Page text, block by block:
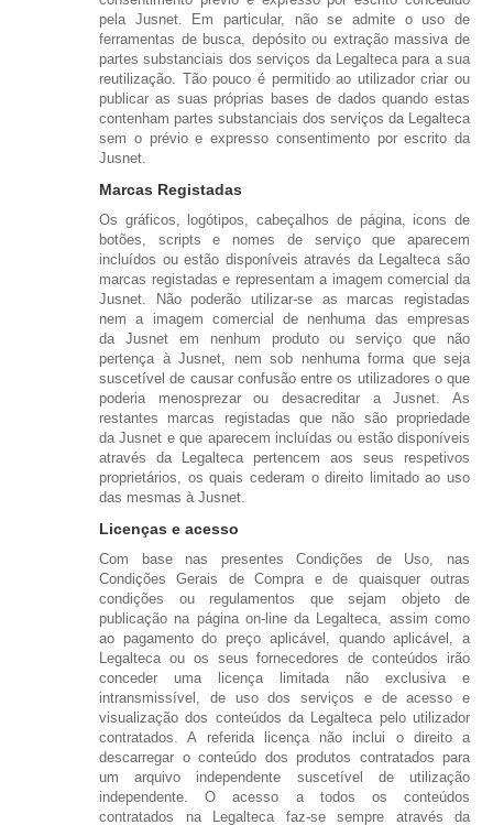
pela Jusnet. Em particular, não se admite o uso de
ferramentas de busca, depósito ou extração massiva de
partes substanciais dos serviços da Legalteca para a sua
reutilização. Tão pouco é permitido ao utilizador criar ou
publicar as suas próprias bases de dados quando estas
contenham partes substanciais dos serviços da Legalteca
sem o prévio e expresso consentimento por escrito da
Jusnet.
Marcas Registadas
Os gráficos, logótipos, cabeçalhos de página, icons de
botões, scripts e nomes de serviço que aparecem
incluídos ou estão disponíveis através da Legalteca são
marcas registadas e representam a imagem comercial da
Jusnet. Não poderão utilizar-se as marcas registadas
nem a imagem comercial de nenhuma das empresas
da Jusnet em nenhum produto ou serviço que não
pertença à Jusnet, nem sob nenhuma forma que seja
suscetível de causar confusão entre os utilizadores o que
poderia menosprezar ou desacreditar a Jusnet. As
restantes marcas registadas que não são propriedade
da Jusnet e que aparecem incluídas ou estão disponíveis
através da Legalteca pertencem aos seus respetivos
proprietários, os quais cederam o direito limitado ao uso
das mesmas à Jusnet.
Licenças e acesso
Com base nas presentes Condições de Uso, nas
Condições Gerais de Compra e de quaisquer outras
condições ou regulamentos que sejam objeto de
publicação na página on-line da Legalteca, assim como
ao pagamento do preço aplicável, quando aplicável, a
Legalteca ou os seus fornecedores de conteúdos irão
conceder uma licença limitada não exclusiva e
intransmissível, de uso dos serviços e de acesso e
visualização dos conteúdos da Legalteca pelo utilizador
contratados. A referida licença não inclui o direito a
descarregar o conteúdo dos produtos contratados para
um arquivo independente suscetível de utilização
independente. O acesso a todos os conteúdos
contratados na Legalteca faz-se sempre através da